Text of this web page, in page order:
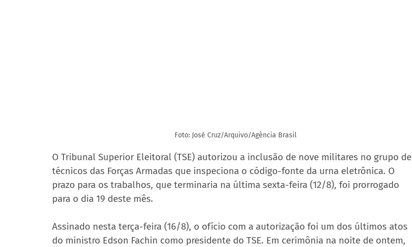
Foto: José Cruz/Arquivo/Agência Brasil
O Tribunal Superior Eleitoral (TSE) autorizou a inclusão de nove militares no grupo de
técnicos das Forças Armadas que inspeciona o código-fonte da urna eletrônica. O
prazo para os trabalhos, que terminaria na última sexta-feira (12/8), foi prorrogado
para o dia 19 deste mês.
Assinado nesta terça-feira (16/8), o ofício com a autorização foi um dos últimos atos
do ministro Edson Fachin como presidente do TSE. Em cerimônia na noite de ontem,